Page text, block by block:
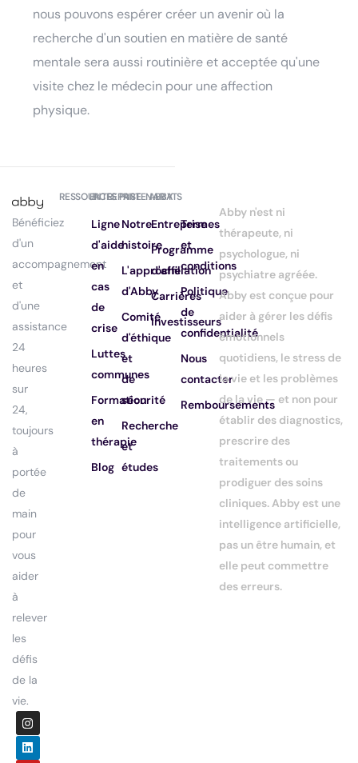
nous pouvons espérer créer un avenir où la
recherche d'un soutien en matière de santé
mentale sera aussi routinière et acceptée qu'une
visite chez le médecin pour une affection
physique.
Bénéficiez
d'un
accompagnement
et
d'une
assistance
24
heures
sur
24,
toujours
à
portée
de
main
pour
vous
aider
à
relever
les
défis
de la
vie.
RESSOURCES
Ligne
d'aide
en
cas
de
crise
Luttes
communes
Formation
en
thérapie
Blog
ENTREPRISE
Notre
histoire
L'approche
d'Abby
Comité
d'éthique
et
de
sécurité
Recherche
et
études
PARTENARIATS
Entreprise
Programme
d'affiliation
Carrières
Investisseurs
ABBY
Termes
et
conditions
Politique
de
confidentialité
Nous
contacter
Remboursements
Abby n'est ni
thérapeute, ni
psychologue, ni
psychiatre agréée.
Abby est conçue pour
aider à gérer les défis
émotionnels
quotidiens, le stress de
la vie et les problèmes
de la vie — et non pour
établir des diagnostics,
prescrire des
traitements ou
prodiguer des soins
cliniques. Abby est une
intelligence artificielle,
pas un être humain, et
elle peut commettre
des erreurs.